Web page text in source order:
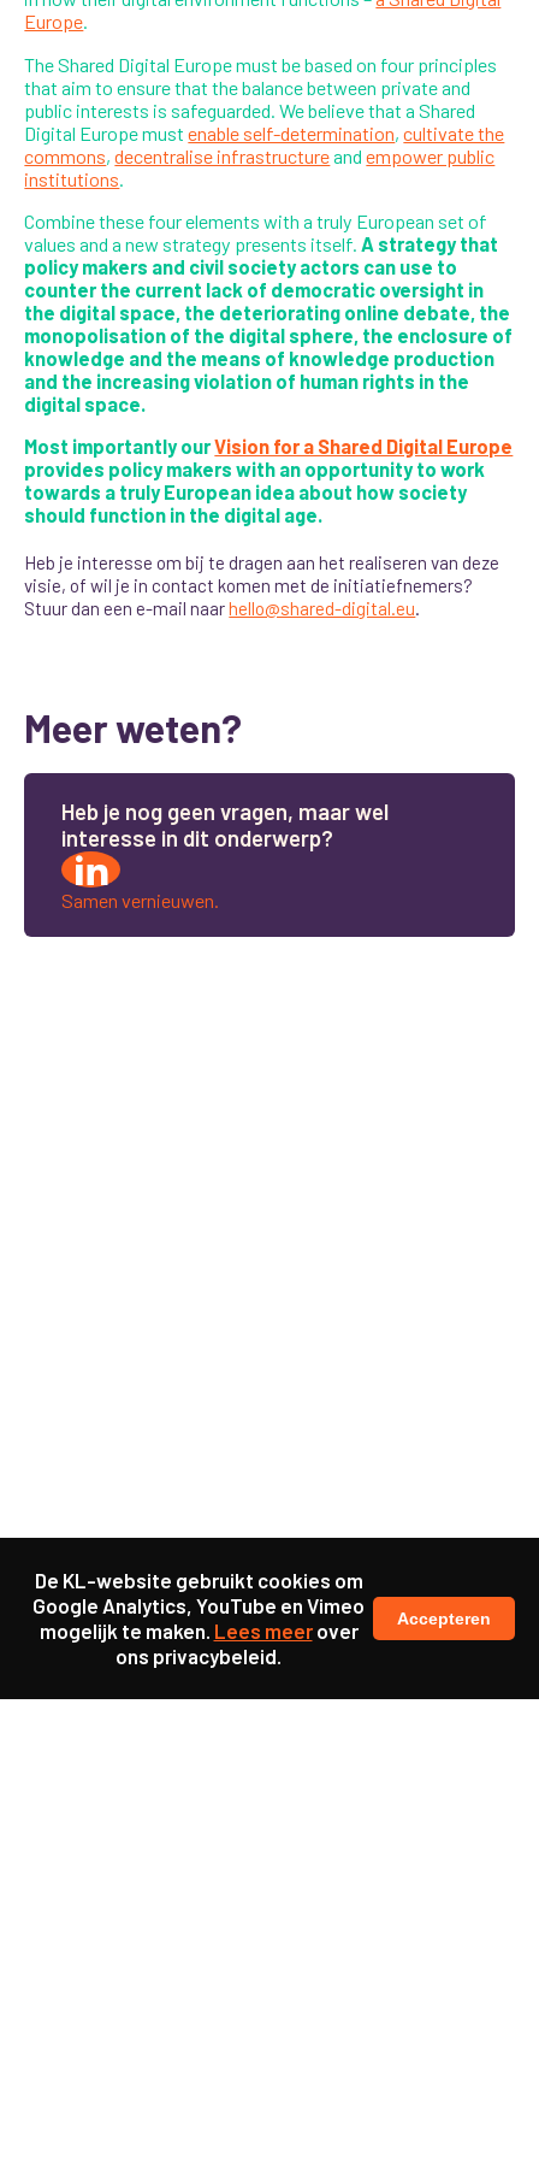
Europe.
The Shared Digital Europe must be based on four principles
that aim to ensure that the balance between private and
public interests is safeguarded. We believe that a Shared
Digital Europe mustenable self-determination,cultivate the
commons,decentralise infrastructureandempower public
institutions
Combine these four elements with a truly European set of
values and a new strategy presents itself.A strategy that
policy makers and civil society actors can use to
counter the current lack of democratic oversight in
the digital space, the deteriorating online debate, the
monopolisation of the digital sphere, the enclosure of
knowledge and the means of knowledge production
and the increasing violation of human rights in the
digital space.
Most importantly ourVision for a Shared Digital Europe
provides policy makers with an opportunity to work
towards a truly European idea about how society
should function in the digital age.
Heb je interesse om bij te dragen aan het realiseren van deze
visie, of wil je in contact komen met de initiatiefnemers?
Stuur dan een e-mail naarhello@shared-digital.eu.
Meer weten?
Heb je nog geen vragen, maarwel
interesse in dit onderwerp?
Samen vernieuwen.
De KL-website gebruikt cookies om
Google Analytics, YouTube en Vimeo
mogelijk te maken. Lees meerover
ons privacybeleid.
Accepteren